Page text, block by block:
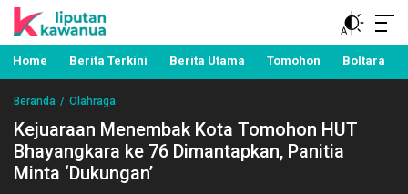
Liputan Kawanua
Berita Manado, Sulawesi Utara, Kawanua, Politik,
Pemerintahan, Hukum Kriminal dan Nasional
Home Berita Terkini Berita Utama Tomohon Boltara
Beranda Olahraga
Kejuaraan Menembak Kota Tomohon HUT
Bhayangkara ke 76 Dimantapkan, Panitia
Minta ‘Dukungan’